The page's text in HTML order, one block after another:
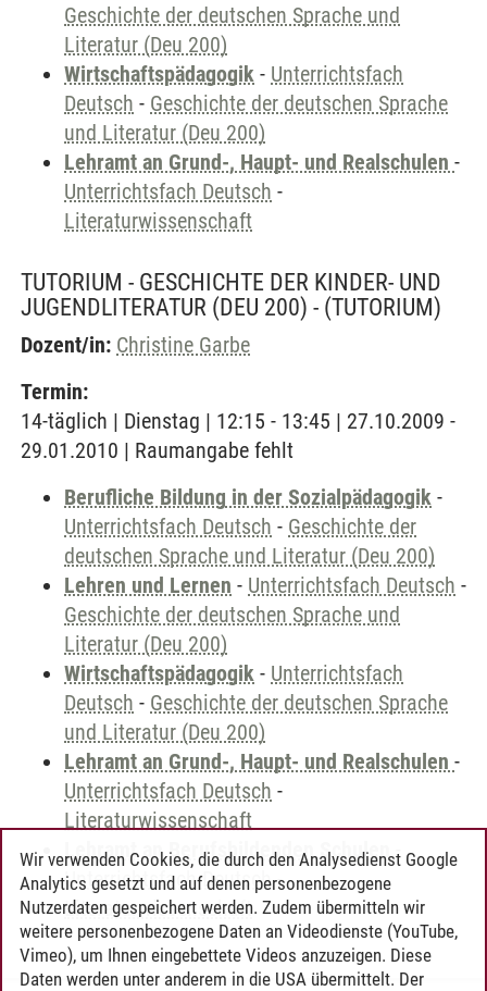
Geschichte der deutschen Sprache und
Literatur (Deu 200)
Wirtschaftspädagogik - Unterrichtsfach
Deutsch - Geschichte der deutschen Sprache
und Literatur (Deu 200)
Lehramt an Grund-, Haupt- und Realschulen -
Unterrichtsfach Deutsch -
Literaturwissenschaft
TUTORIUM - GESCHICHTE DER KINDER- UND
JUGENDLITERATUR (DEU 200) - (TUTORIUM)
Dozent/in: Christine Garbe
Termin:
14-täglich | Dienstag | 12:15 - 13:45 | 27.10.2009 -
29.01.2010 | Raumangabe fehlt
Berufliche Bildung in der Sozialpädagogik -
Unterrichtsfach Deutsch - Geschichte der
deutschen Sprache und Literatur (Deu 200)
Lehren und Lernen - Unterrichtsfach Deutsch -
Geschichte der deutschen Sprache und
Literatur (Deu 200)
Wirtschaftspädagogik - Unterrichtsfach
Deutsch - Geschichte der deutschen Sprache
und Literatur (Deu 200)
Lehramt an Grund-, Haupt- und Realschulen -
Unterrichtsfach Deutsch -
Literaturwissenschaft
Lehramt an Berufsbildenden Schulen-
Unterrichtsfach Deutsch-
Literaturwissenschaft
Wir verwenden Cookies, die durch den Analysedienst Google
Analytics gesetzt und auf denen personenbezogene
Nutzerdaten gespeichert werden. Zudem übermitteln wir
weitere personenbezogene Daten an Videodienste (YouTube,
Vimeo), um Ihnen eingebettete Videos anzuzeigen. Diese
Daten werden unter anderem in die USA übermittelt. Der